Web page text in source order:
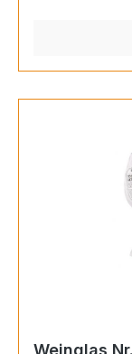
Weinglas